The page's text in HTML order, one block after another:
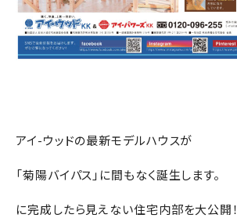
アイ-ウッドの最新モデルハウスが
「菊陽バイパス」に間もなく誕生します。
に完成したら見えない住宅内部を大公開！